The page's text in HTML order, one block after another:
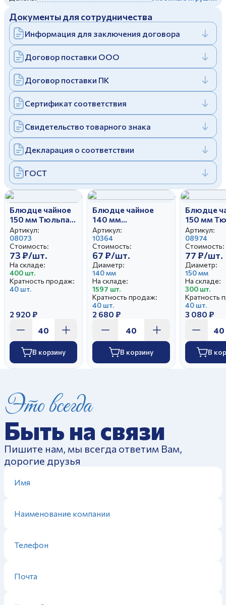
Заполняя и отправляя форму, вы соглашаетесь
c
cполитикой конфиденциальности
Политика конфиденциальности
Документы для сотрудничества
Информация для заключения договора
Договор поставки ООО
Договор поставки ПК
Сертификат соответствия
Свидетельство товарного знака
Декларация о соответствии
ГОСТ
Блюдце чайное
150 мм Тюльпан
Приключения
Колобка
Артикул:
08073
Стоимость:
73 ₽/шт.
На складе:
400 шт.
Кратность продаж:
40 шт.
2 920 ₽
В корзину
Блюдце чайное
140 мм
Унифицированный
Оливки
Артикул:
10364
Стоимость:
67 ₽/шт.
Диаметр:
140 мм
На складе:
1597 шт.
Кратность продаж:
40 шт.
2 680 ₽
В корзину
Блюдце
150 мм
Алый мак
Артикул:
08974
Стоимость:
77 ₽/шт.
Диаметр:
150 мм
На складе:
300 шт.
Кратность
40 шт.
3 080 ₽
В
Это всегда
Быть на связи
Пишите нам, мы всегда ответим Вам,
дорогие друзья